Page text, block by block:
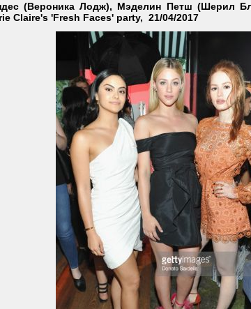
(Вероника Лодж), Мэделин Петш (Шерил
Claire's 'Fresh Faces' party, 21/04/2017